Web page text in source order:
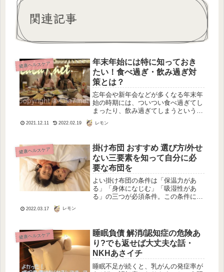
関連記事
健康ヘルスケア
年末年始には特に知っておき
たい！食べ過ぎ・飲み過ぎ対
策とは？
忘年会や新年会などが多くなる年末年
始の時期には、ついつい食べ過ぎてし
まったり、飲み過ぎてしまうというこ
すぎたりしないように注意していて
かる負担が大きくなりやすいもので
す。特...
2021.12.11 2022.02.19 レモン
健康ヘルスケア
掛け布団 おすすめ 選び方/外せ
ない三要素を知って自分に必
要な布団を
よい掛け布団の条件は「保温力があ
る」「身体になじむ」「吸湿性があ
る」の三つが必須条件。この条件に一
解説。体温を逃さず一定に保てる保温
力があり、重すぎず寝返りや身体の動
きに添うしなやかさがあって、汗を素
早く吸い取ってくれるものです。
2022.03.17 レモン
健康ヘルスケア
睡眠負債 解消/認知症の危険あ
り?でも返せば大丈夫な話・
NKHあさイチ
睡眠不足が続くと、乳がんの発症率が